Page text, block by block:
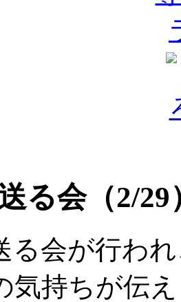
る会（2/29
る会が行わ
気持ちが伝